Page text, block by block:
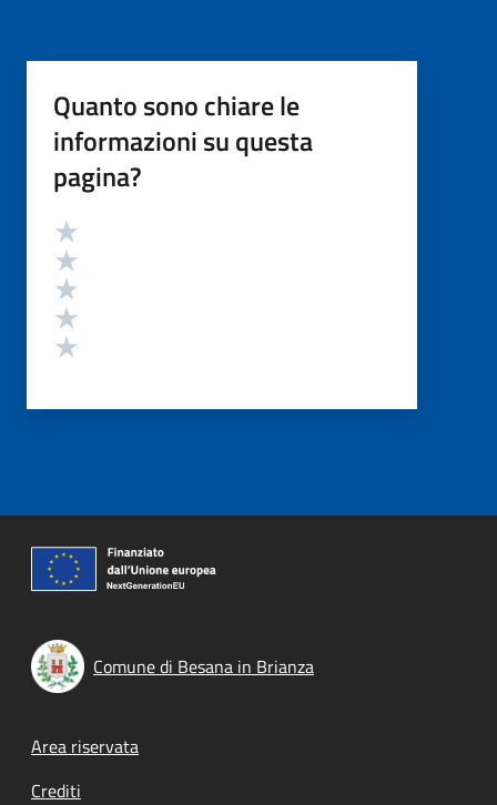
Quanto sono chiare le
informazioni su questa
pagina?
Valutazione
Comune di Besana in Brianza
Footer menu
Area riservata
Crediti